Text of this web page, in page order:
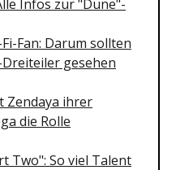
Infos zur "Dune"-
Fan: Darum sollten
gesehen
Zendaya ihrer
die Rolle
Two": So viel Talent